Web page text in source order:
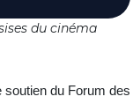
du cinéma
soutien du Forum des